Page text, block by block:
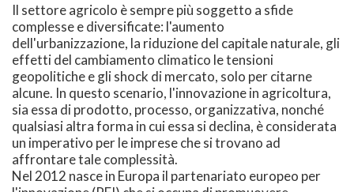
Il settore agricolo è sempre più soggetto a sfide
complesse e diversificate: l'aumento
dell'urbanizzazione, la riduzione del capitale naturale, gli
effetti del cambiamento climatico le tensioni
geopolitiche e gli shock di mercato, solo per citarne
alcune. In questo scenario, l'innovazione in agricoltura,
sia essa di prodotto, processo, organizzativa, nonché
qualsiasi altra forma in cui essa si declina, è considerata
un imperativo per le imprese che si trovano ad
affrontare tale complessità.
Nel 2012 nasce in Europa il partenariato europeo per